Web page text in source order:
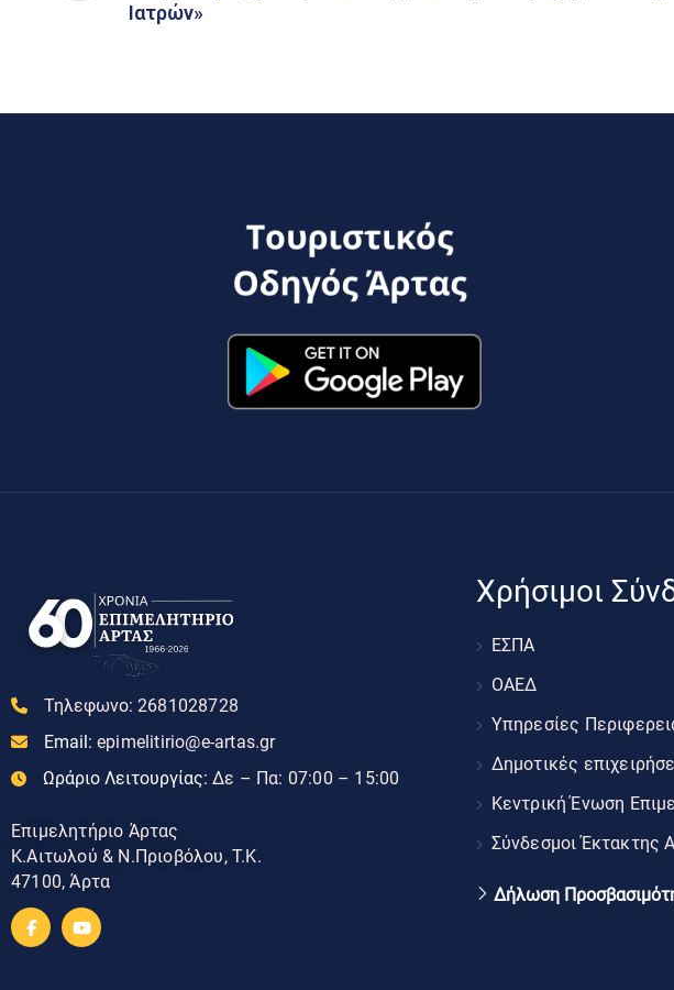
Ιατρών»
Τηλεφωνο: 2681028728
Email: epimelitirio@e-artas.gr
Ωράριο Λειτουργίας: Δε – Πα: 07:00 – 15:00
Επιμελητήριο Άρτας
Κ.Αιτωλού & Ν.Πριοβόλου, Τ.Κ.
47100, Άρτα
Χρήσιμοι
ΕΣΠΑ
ΟΑΕΔ
Υπηρεσίες
Δημοτικές
Κεντρική Ένωση
Σύνδεσμοι Έκτακτης
Δήλωση